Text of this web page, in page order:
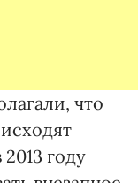
что
году